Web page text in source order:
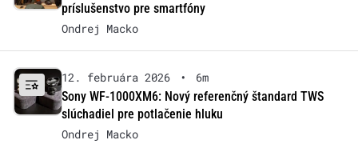
príslušenstvo pre smartfóny
Ondrej Macko
12. februára 2026 •
6m
Sony WF-1000XM6: Nový referenčný štandard TWS
slúchadiel pre potlačenie hluku
Ondrej Macko